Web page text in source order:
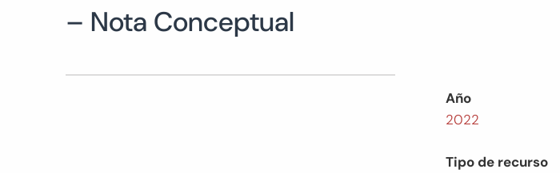
– Nota Conceptual
Año
2022
Tipo de recurso